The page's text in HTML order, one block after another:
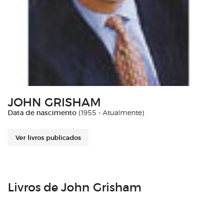
JOHN GRISHAM
Data de nascimento (1955 - Atualmente)
Ver livros publicados
Livros de John Grisham